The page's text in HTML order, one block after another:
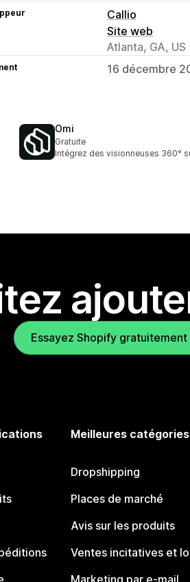
Callio
Site web
Atlanta, GA, US
16 décembre
Omi
Gratuite
Intégrez des visionneuses 360°
Essayez Shopify
Meilleures catégories
Dropshipping
Places de marché
Avis sur les produits
Ventes incitatives et
Marketing par e-mail